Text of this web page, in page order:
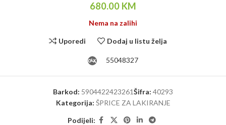
680.00 KM
Nema na zalihi
Uporedi Dodaj u listu želja
55048327
Barkod: 5904422423261Šifra: 40293
Kategorija: ŠPRICE ZA LAKIRANJE
Podijeli: